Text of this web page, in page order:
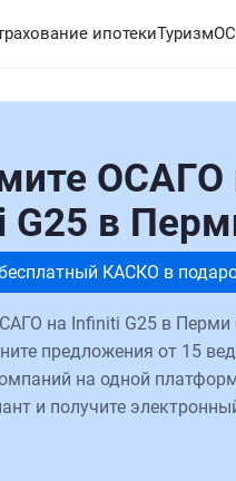
ипотекиТуризм
ОСАГО
G25 в
КАСКО в
на Infiniti G25 в Перми
предложения от 15
на одной
и получите